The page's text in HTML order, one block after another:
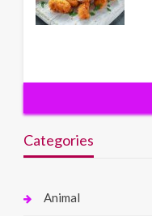
Categories
Animal